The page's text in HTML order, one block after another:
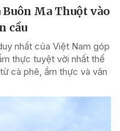
Ma Thuột vào
cầu
nhất của Việt Nam góp
thực tuyệt vời nhất thế
cà phê, ẩm thực và văn